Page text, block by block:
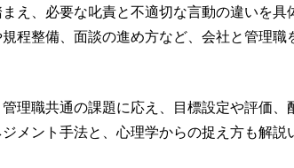
え、必要な叱責と不適切な言動の違いを具
程整備、面談の進め方など、会社と管理職
理職共通の課題に応え、目標設定や評価、
メント手法と、心理学からの捉え方も解説